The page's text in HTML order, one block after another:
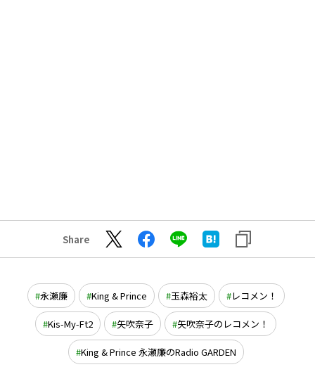
Share
永瀬廉 King & Prince 玉森裕太 レコメン！
Kis-My-Ft2 矢吹奈子 矢吹奈子のレコメン！
King & Prince 永瀬廉のRadio GARDEN